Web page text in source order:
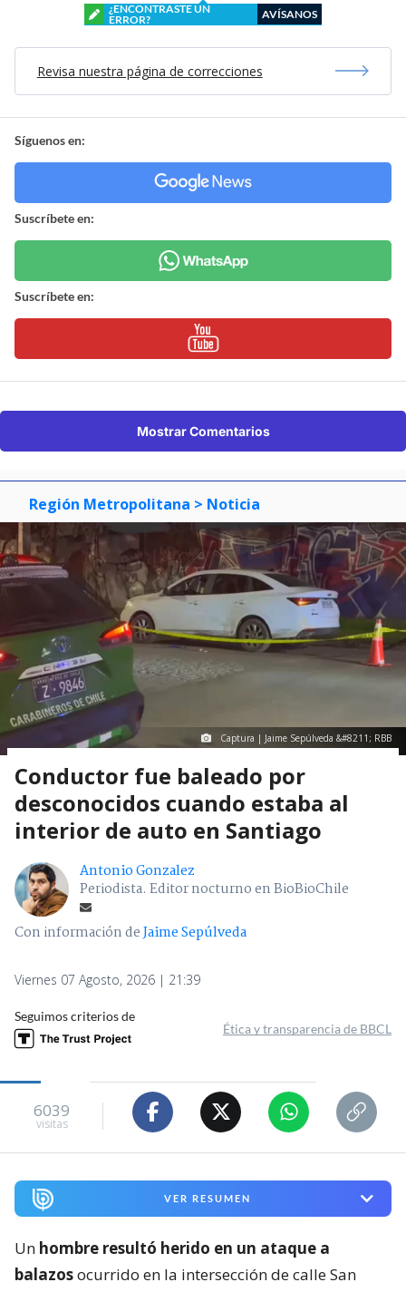
¿ENCONTRASTE UN
ERROR?
AVÍSANOS
Revisa nuestra página de correcciones
Síguenos en:
Suscríbete en:
Suscríbete en:
Mostrar Comentarios
Región Metropolitana > Noticia
Captura | Jaime Sepúlveda &#8211; RBB
Conductor fue baleado por
desconocidos cuando estaba al
interior de auto en Santiago
Antonio Gonzalez
Periodista. Editor nocturno en BioBioChile
Con información deJaime Sepúlveda
Viernes 07 Agosto, 2026 | 21:39
Seguimos criterios de
Ética y transparencia de BBCL
6039
visitas
VER RESUMEN
Un hombre resultó herido en un ataque a
balazosocurrido en la intersección de calle San